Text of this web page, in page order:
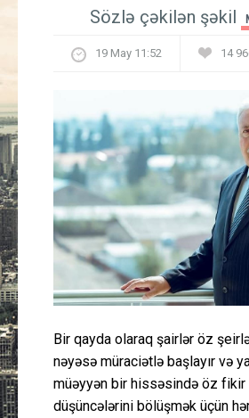
Sözlə çəkilən şəkil
19 May 11:52 14
Bir qayda olaraq şairlər öz
nəyəsə müraciətlə başlayır və
müəyyən bir hissəsində öz fikir
düşüncələrini bölüşmək üçün